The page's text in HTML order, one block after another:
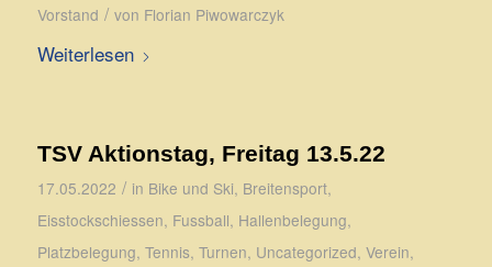
Vorstand / von Florian Piwowarczyk
Weiterlesen
TSV Aktionstag, Freitag 13.5.22
17.05.2022 / in Bike und Ski, Breitensport,
Eisstockschiessen, Fussball, Hallenbelegung,
Platzbelegung, Tennis, Turnen, Uncategorized, Verein,